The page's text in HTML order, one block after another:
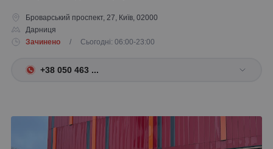
Броварський проспект, 27, Київ, 02000
Дарниця
Зачинено
/ Сьогодні: 06:00-23:00
+38 050 463 ...